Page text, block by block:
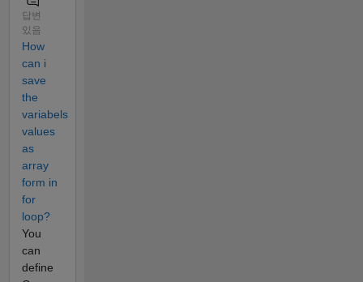
답변
있음
How
can i
save
the
variabels
values
as
array
form in
for
loop?
You
can
define